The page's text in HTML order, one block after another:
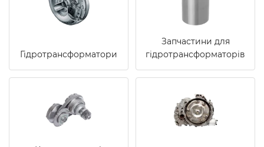
Гідротрансформатори
Запчастини для
гідротрансформаторів